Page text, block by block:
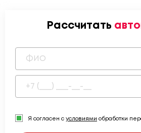
Рассчитать
Я согласен с условиями обработки